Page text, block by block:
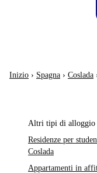
Inizio › Spagna › Coslada
Altri tipi di alloggio
Residenze per
Coslada
Appartamenti in